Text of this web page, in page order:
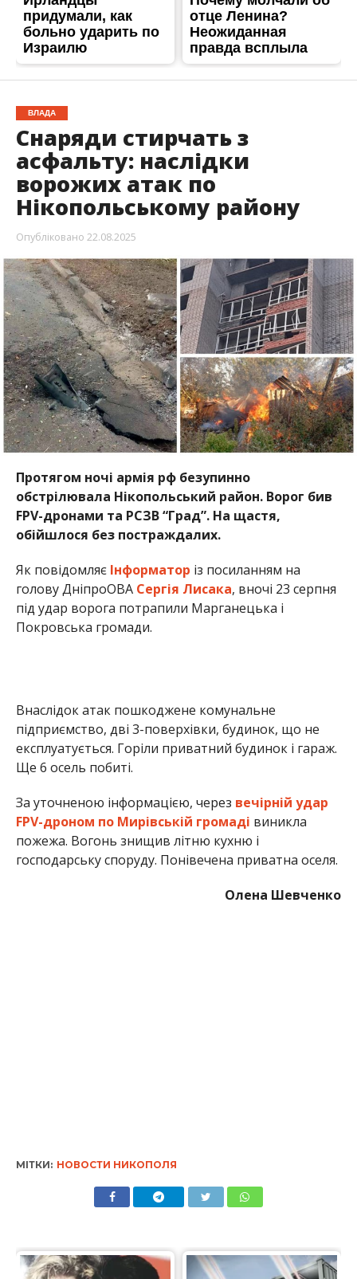
Опубліковано22.08.2025
Протягом ночі армія рф безупинно
обстрілювала Нікопольський район. Ворог бив
FPV-дронами та РСЗВ “Град”. На щастя,
обійшлося без постраждалих.
Як повідомляєІнформаторіз посиланням на
голову ДніпроОВАСергія Лисака, вночі 23 серпня
під удар ворога потрапили Марганецька і
Покровська громади.
Внаслідок атак пошкоджене комунальне
підприємство, дві 3-поверхівки, будинок, що не
експлуатується. Горіли приватний будинок і гараж.
Ще 6 осель побиті.
За уточненою інформацією, черезвечірній удар
FPV-дроном по Мирівській громадівиникла
пожежа. Вогонь знищив літню кухню і
господарську споруду. Понівечена приватна оселя.